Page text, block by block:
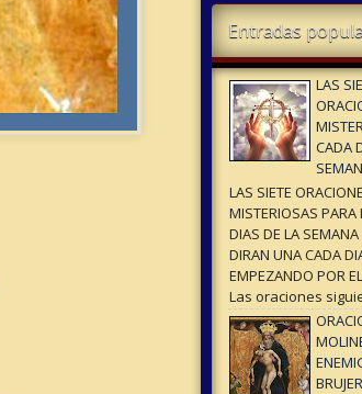
Entradas
LAS
CADA
LAS SIETE
MISTERIOSAS PARA
DIAS DE LA SEMANA
DIRAN UNA CADA
EMPEZANDO POR
Las oraciones